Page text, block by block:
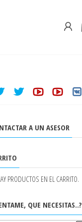
A UN ASESOR
PRODUCTOS EN EL CARRITO.
QUE NECESITAS..?